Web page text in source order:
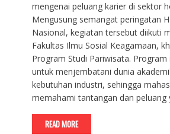
mengenai peluang karier di sektor
Mengusung semangat peringatan
Nasional, kegiatan tersebut diikuti
Fakultas Ilmu Sosial Keagamaan,
Program Studi Pariwisata. Program
untuk menjembatani dunia
kebutuhan industri, sehingga
memahami tantangan dan peluang
READ MORE